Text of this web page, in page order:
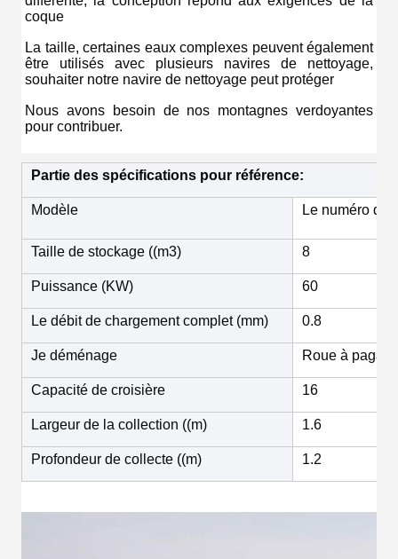
coque
La taille, certaines eaux complexes peuvent également
être utilisés avec plusieurs navires de nettoyage,
souhaiter notre navire de nettoyage peut protéger
Nous avons besoin de nos montagnes verdoyantes
pour contribuer.
Partie des spécifications pour référence:
Modèle Le numéro de
Taille de stockage ((m3) 8
Puissance (KW) 60
Le débit de chargement complet (mm) 0.8
Je déménage Roue à pagaie
Capacité de croisière 16
Largeur de la collection ((m) 1.6
Profondeur de collecte ((m) 1.2